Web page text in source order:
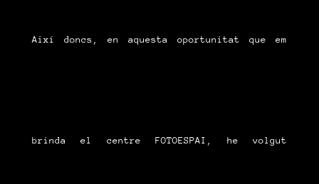
Així doncs, en aquesta oportunitat que em
brinda el centre FOTOESPAI, he volgut